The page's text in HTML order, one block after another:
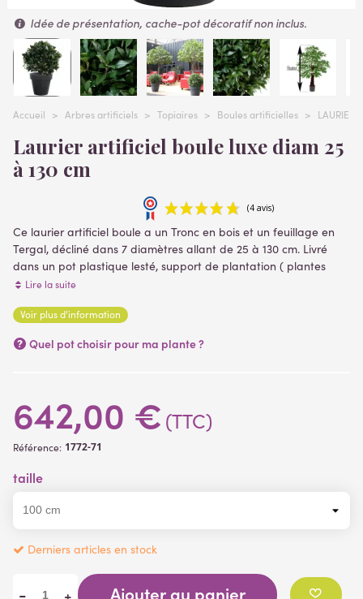
Idée de présentation, cache-pot décoratif non inclus.
Accueil > Arbres artificiels > Topiaires > Boules artificielles > LAURIER
Laurier artificiel boule luxe diam 25
à 130 cm
Ce laurier artificiel boule a un Tronc en bois et un feuillage en
Tergal, décliné dans 7 diamètres allant de 25 à 130 cm. Livré
dans un pot plastique lesté, support de plantation ( plantes
artificielles )
Lire la suite
Voir plus d'information
Quel pot choisir pour ma plante ?
642,00 € (TTC)
Référence: 1772-71
taille
Derniers articles en stock
- + Ajouter au panier